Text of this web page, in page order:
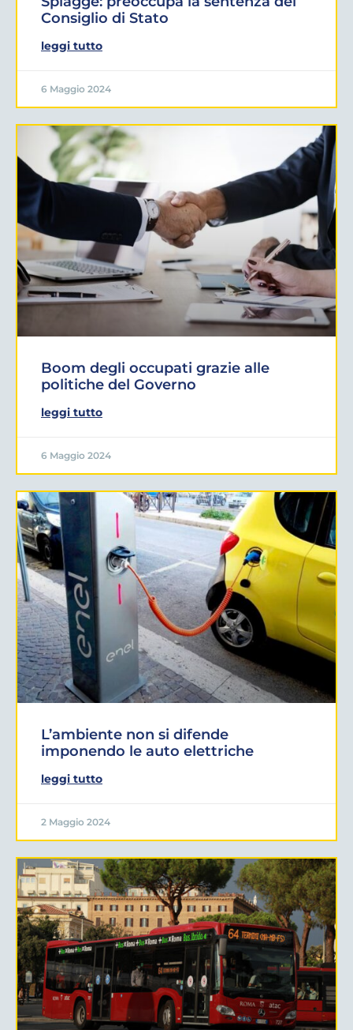
Consiglio di Stato
leggi tutto
6 Maggio 2024
Boom degli occupati grazie alle
politiche del Governo
leggi tutto
6 Maggio 2024
L’ambiente non si difende
imponendo le auto elettriche
leggi tutto
2 Maggio 2024